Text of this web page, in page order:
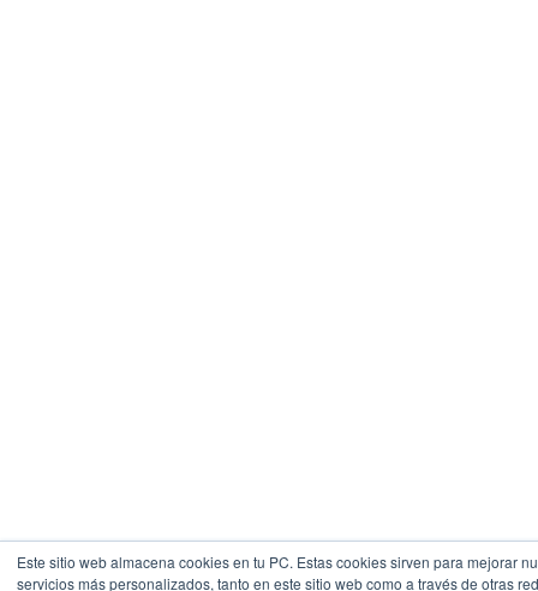
Este sitio web almacena cookies en tu PC. Estas cookies sirven para mejorar
servicios más personalizados, tanto en este sitio web como a través de otras